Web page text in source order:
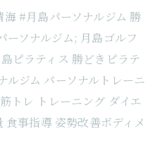
#月島パーソナルジム 勝
ーソナルジム; 月島ゴルフ
ピラティス 勝どきピラテ
ルジム パーソナルトレーニ
トレ トレーニング ダイエ
食事指導 姿勢改善ボディメ